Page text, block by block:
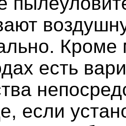
Кроме
есть
если